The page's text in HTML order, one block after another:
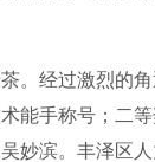
。经过激烈的
能手称号；二
妙滨。丰泽区